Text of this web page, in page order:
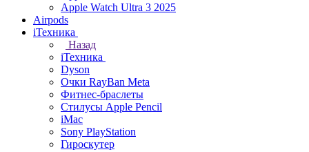
Apple Watch Ultra 3 2025
Airpods
iТехника
Назад
iТехника
Dyson
Очки RayBan Meta
Фитнес-браслеты
Стилусы Apple Pencil
iMac
Sony PlayStation
Гироскутер